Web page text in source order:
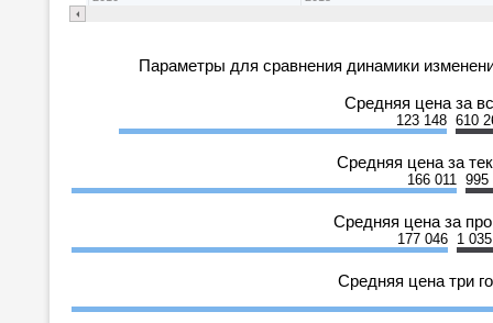
Параметры для сравнения динамики
Средняя цена за
123 148 610
Средняя цена за
166 011 995
Средняя цена за
177 046 1
Средняя цена три